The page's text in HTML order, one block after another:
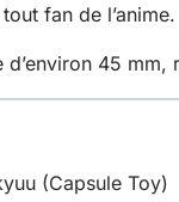
fan de l’anime.
45
(Capsule Toy)